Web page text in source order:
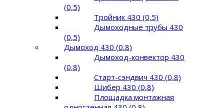
(0,5)
Тройник 430 (0,5)
Дымоходные трубы 430
(0,5)
Дымоход 430 (0,8)
Дымоход-конвектор 430
(0,8)
Старт-сэндвич 430 (0,8)
Шибер 430 (0,8)
Площадка монтажная